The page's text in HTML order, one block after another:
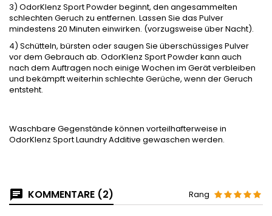
3) OdorKlenz Sport Powder beginnt, den angesammelten
schlechten Geruch zu entfernen. Lassen Sie das Pulver
mindestens 20 Minuten einwirken. (vorzugsweise über Nacht).
4) Schütteln, bürsten oder saugen Sie überschüssiges Pulver
vor dem Gebrauch ab. OdorKlenz Sport Powder kann auch
nach dem Auftragen noch einige Wochen im Gerät verbleiben
und bekämpft weiterhin schlechte Gerüche, wenn der Geruch
entsteht.
Waschbare Gegenstände können vorteilhafterweise in
OdorKlenz Sport Laundry Additive gewaschen werden.
KOMMENTARE (2) Rang